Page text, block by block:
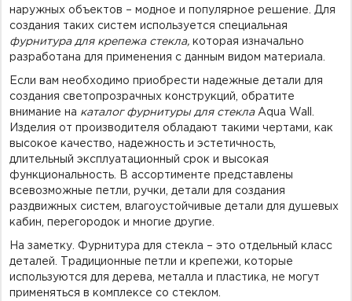
наружных объектов – модное и популярное решение. Для
создания таких систем используется специальная
фурнитура для крепежа стекла, которая изначально
разработана для применения с данным видом материала.
Если вам необходимо приобрести надежные детали для
создания светопрозрачных конструкций, обратите
внимание на каталог фурнитуры для стекла Aqua Wall.
Изделия от производителя обладают такими чертами, как
высокое качество, надежность и эстетичность,
длительный эксплуатационный срок и высокая
функциональность. В ассортименте представлены
всевозможные петли, ручки, детали для создания
раздвижных систем, влагоустойчивые детали для душевых
кабин, перегородок и многие другие.
На заметку. Фурнитура для стекла – это отдельный класс
деталей. Традиционные петли и крепежи, которые
используются для дерева, металла и пластика, не могут
применяться в комплексе со стеклом.